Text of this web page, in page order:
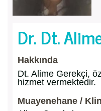
Dr. Dt.
Hakkında
Dt. Alime Gerekçi,
hizmet vermektedir.
Muayenehane /